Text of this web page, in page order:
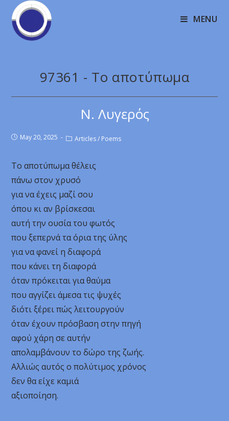
MENU
97361 - Το αποτύπωμα
Ν. Λυγερός
May 20, 2025 Articles / Poems
Το αποτύπωμα θέλεις
πάνω στον χρυσό
για να έχεις μαζί σου
όπου κι αν βρίσκεσαι
αυτή την ουσία του φωτός
που ξεπερνά τα όρια της ύλης
για να φανεί η διαφορά
που κάνει τη διαφορά
όταν πρόκειται για θαύμα
που αγγίζει άμεσα τις ψυχές
διότι ξέρει πώς λειτουργούν
όταν έχουν πρόσβαση στην πηγή
αφού χάρη σε αυτήν
απολαμβάνουν το δώρο της ζωής.
Αλλιώς αυτός ο πολύτιμος χρόνος
δεν θα είχε καμιά
αξιοποίηση.